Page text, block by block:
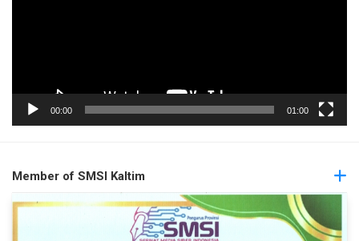
00:00 01:00
Member of SMSI Kaltim